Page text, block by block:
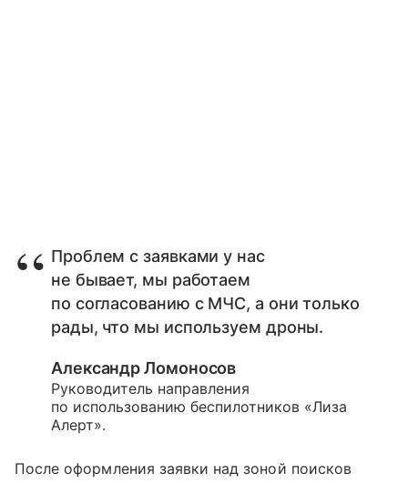
Проблем с заявками у нас
не бывает, мы работаем
по согласованию с МЧС, а они только
рады, что мы используем дроны.
Александр Ломоносов
Руководитель направления
по использованию беспилотников «Лиза
Алерт».
После оформления заявки над зоной поисков